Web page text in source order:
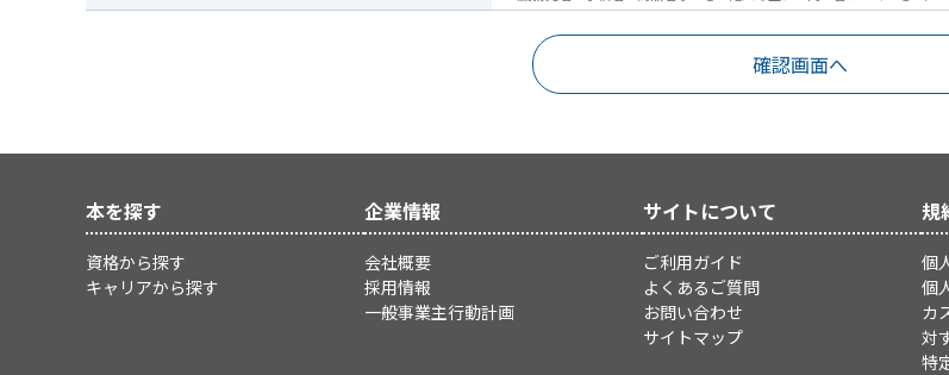
本を探す
資格から探す
キャリアから探す
企業情報
会社概要
採用情報
一般事業主行動計画
サイトについて
ご利用ガイド
よくあるご質問
お問い合わせ
サイトマップ
規
個
個
カ
対
特